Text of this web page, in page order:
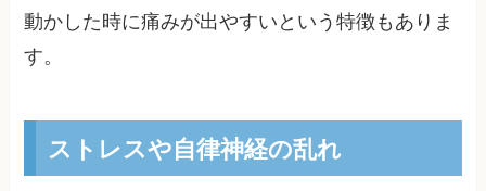
動かした時に痛みが出やすいという特徴もありま
す。
ストレスや自律神経の乱れ